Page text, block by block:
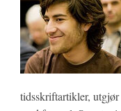
tidsskriftartikler, utgjør